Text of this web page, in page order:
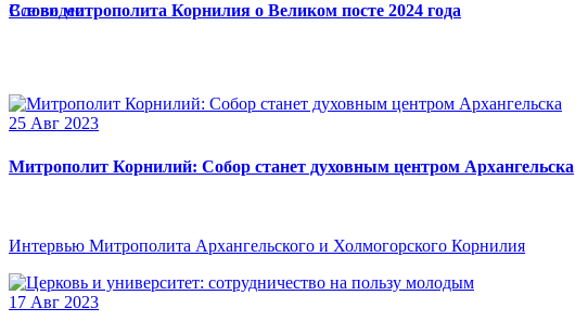
Слово митрополита Корнилия о Великом посте 2024 года
Все видео
25 Авг 2023
Митрополит Корнилий: Собор станет духовным центром Архангельска
Интервью Митрополита Архангельского и Холмогорского Корнилия
17 Авг 2023